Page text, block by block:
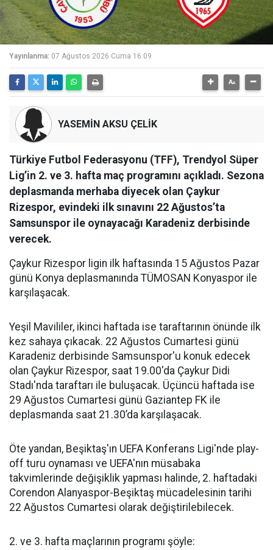
Yayınlanma: 07 Ağustos 2026 Cuma 16:09
YASEMİN AKSU ÇELİK
Türkiye Futbol Federasyonu (TFF), Trendyol Süper
Lig’in 2. ve 3. hafta maç programını açıkladı. Sezona
deplasmanda merhaba diyecek olan Çaykur
Rizespor, evindeki ilk sınavını 22 Ağustos’ta
Samsunspor ile oynayacağı Karadeniz derbisinde
verecek.
Çaykur Rizespor ligin ilk haftasında 15 Ağustos Pazar
günü Konya deplasmanında TÜMOSAN Konyaspor ile
karşılaşacak.
Yeşil Mavililer, ikinci haftada ise taraftarının önünde ilk
kez sahaya çıkacak. 22 Ağustos Cumartesi günü
Karadeniz derbisinde Samsunspor'u konuk edecek
olan Çaykur Rizespor, saat 19.00'da Çaykur Didi
Stadı'nda taraftarı ile buluşacak. Üçüncü haftada ise
29 Ağustos Cumartesi günü Gaziantep FK ile
deplasmanda saat 21.30’da karşılaşacak.
Öte yandan, Beşiktaş'ın UEFA Konferans Ligi'nde play-
off turu oynaması ve UEFA'nın müsabaka
takvimlerinde değişiklik yapması halinde, 2. haftadaki
Corendon Alanyaspor-Beşiktaş mücadelesinin tarihi
22 Ağustos Cumartesi olarak değiştirilebilecek.
2. ve 3. hafta maçlarının programı şöyle: